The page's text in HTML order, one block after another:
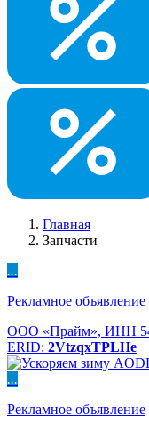
Главная
Запчасти
...
Рекламное объявление
ООО «Прайм», ИНН
ERID: 2VtzqxTPLHe
...
Рекламное объявление